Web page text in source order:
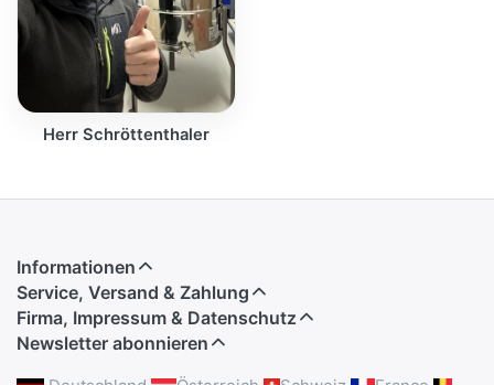
Herr Schröttenthaler
Informationen
Service, Versand & Zahlung
Firma, Impressum & Datenschutz
Newsletter abonnieren